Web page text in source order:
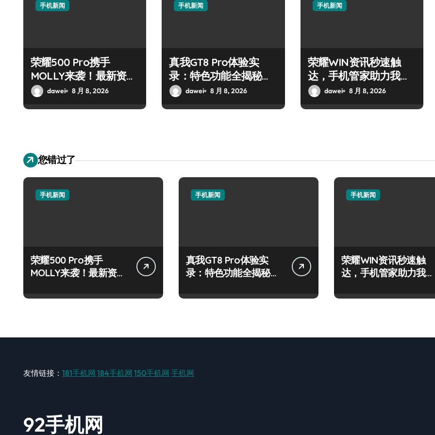
手机新闻
荣耀500 Pro携手
MOLLY来袭！最新资讯
+玩机技巧一网打尽
dawei 8 月 8, 2026
手机新闻
真我GT8 Pro体验实
录：特色功能全揭秘，
玩机新体验！
dawei 8 月 8, 2026
手机新闻
荣耀WIN资讯秒速触
达，手机管家助力我智
享先锋体验！
dawei 8 月 8, 2026
您错过了
手机新闻
荣耀500 Pro携手
MOLLY来袭！最新资讯
手机新闻
真我GT8 Pro体验实
录：特色功能全揭秘，
手机新闻
荣耀WIN资讯秒速触
达，手机管家助力我智
友情链接： 181手机网 184手机网 150手机网 手机网
92手机网